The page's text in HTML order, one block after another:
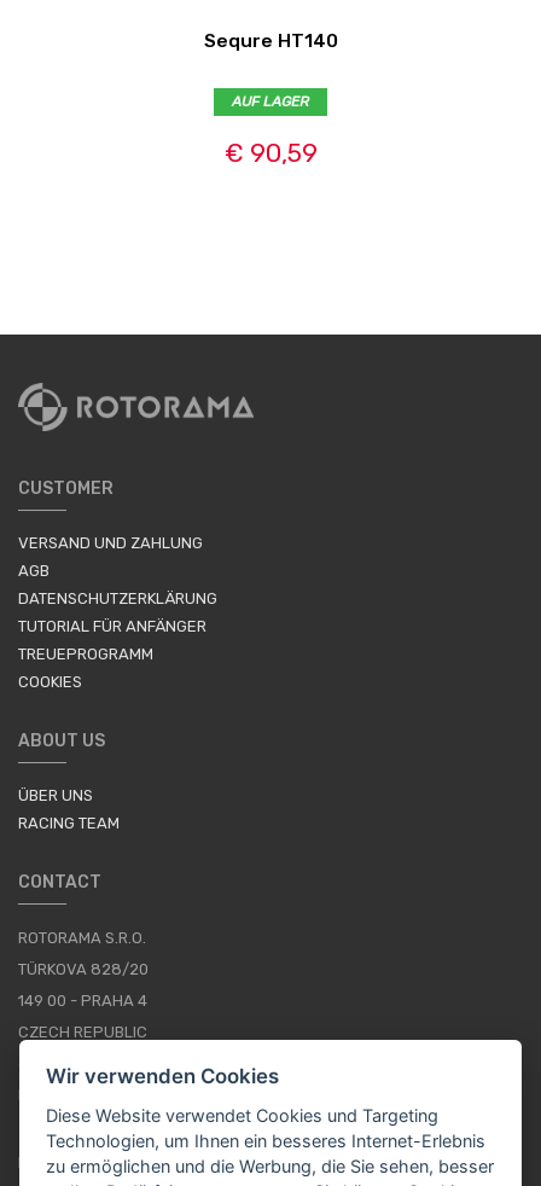
Sequre HT140
AUF LAGER
€ 90,59
CUSTOMER
VERSAND UND ZAHLUNG
AGB
DATENSCHUTZERKLÄRUNG
TUTORIAL FÜR ANFÄNGER
TREUEPROGRAMM
COOKIES
ABOUT US
ÜBER UNS
RACING TEAM
CONTACT
ROTORAMA S.R.O.
TÜRKOVA 828/20
149 00 - PRAHA 4
CZECH REPUBLIC
+420 252 252 098
IMPRESSUM
Wir verwenden Cookies
Diese Website verwendet Cookies und Targeting
Technologien, um Ihnen ein besseres Internet-Erlebnis
zu ermöglichen und die Werbung, die Sie sehen, besser